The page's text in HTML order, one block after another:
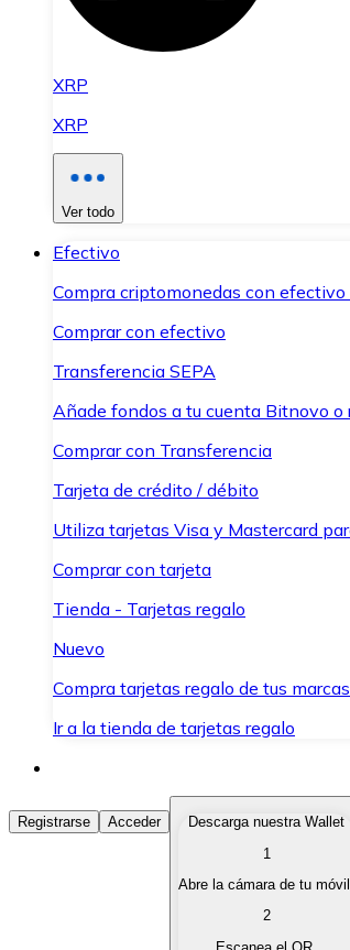
XRP
XRP
Ver todo
Efectivo
Compra criptomonedas con
Comprar con efectivo
Transferencia SEPA
Añade fondos a tu cuenta Bitnovo o
Comprar con Transferencia
Tarjeta de crédito / débito
Utiliza tarjetas Visa y Mastercard
Comprar con tarjeta
Tienda - Tarjetas regalo
Nuevo
Compra tarjetas regalo de tus
Ir a la tienda de tarjetas regalo
Comprar Criptomonedas
Compra criptomonedas con
Vende tus criptomonedas de forma
Registrarse Acceder
Descarga nuestra Wallet
1
Abre la cámara de tu móvil.
2